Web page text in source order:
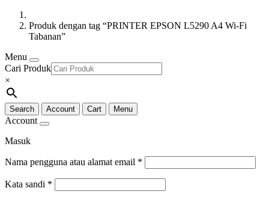
Produk dengan tag “PRINTER EPSON L5290 A4 Wi-Fi
Tabanan”
Menu
Cari Produk
×
Search Account Cart Menu
Account
Masuk
Nama pengguna atau alamat email *
Kata sandi *